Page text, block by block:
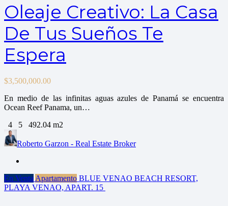
Oleaje Creativo: La Casa
De Tus Sueños Te
Espera
$3,500,000.00
En medio de las infinitas aguas azules de Panamá se encuentra
Ocean Reef Panama, un…
4
5 492.04 m2
Roberto Garzon - Real Estate Broker
En Venta Apartamento BLUE VENAO BEACH RESORT,
PLAYA VENAO, APART. 15